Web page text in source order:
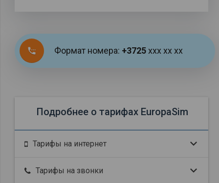
settings_phone Формат номера: +3725ххх хх хх
Подробнее о тарифах EuropaSim
Тарифы на интернет
Тарифы на звонки